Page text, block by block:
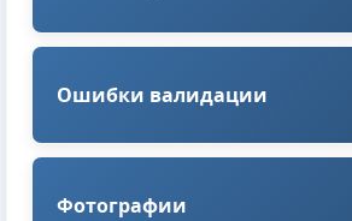
Ошибки валидации
Фотографии